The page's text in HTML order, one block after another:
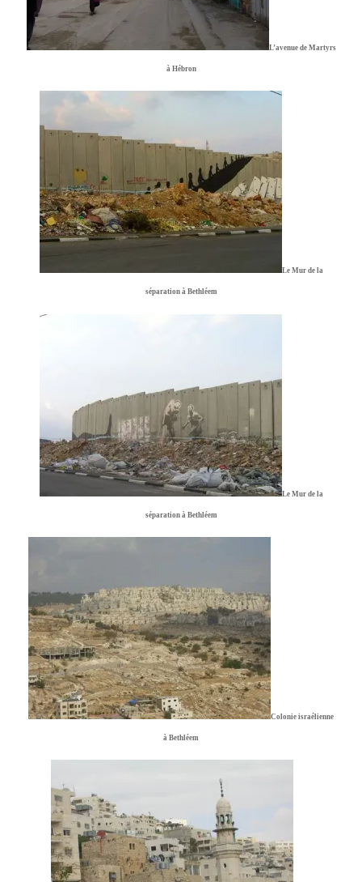
L’avenue de Martyrs
à Hébron
Le Mur de la
séparation à Bethléem
Le Mur de la
séparation à Bethléem
Colonie israélienne
à Bethléem